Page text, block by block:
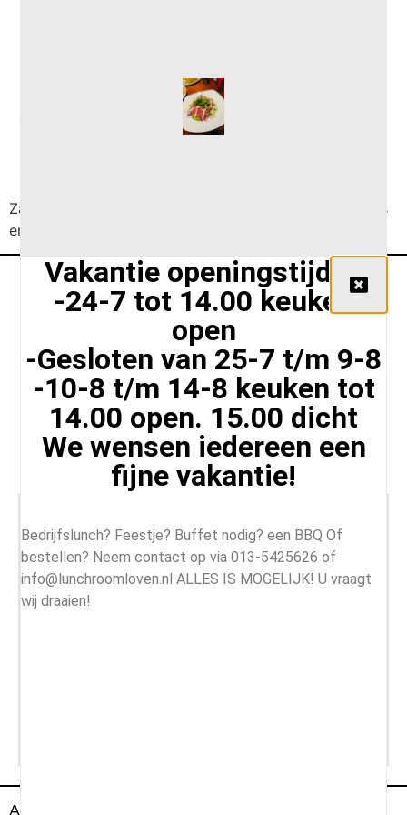
gerookte zalm
Zalmsnippers van Van Oursouw rode ui, pijnboompitjes
en keuze uit truffelmayonaise of mosterd-dille saus
Siriusstraat 102 A, 5015 BT Tilburg,
Nederland
+31 135425626 info@lunchroomloven.nl
All Rightd Reserved By Lunch Room
Vakantie openingstijden
-24-7 tot 14.00 keuken
open
-Gesloten van 25-7 t/m 9-8
-10-8 t/m 14-8 keuken tot
14.00 open. 15.00 dicht
We wensen iedereen een
fijne vakantie!
Bedrijfslunch? Feestje? Buffet nodig? een BBQ Of
bestellen? Neem contact op via 013-5425626 of
info@lunchroomloven.nl ALLES IS MOGELIJK! U vraagt
wij draaien!